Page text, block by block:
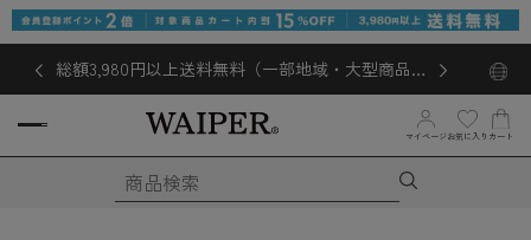
総額3,980円以上送料無料（一部地域・大型商品対
マイページ お気に入り カート